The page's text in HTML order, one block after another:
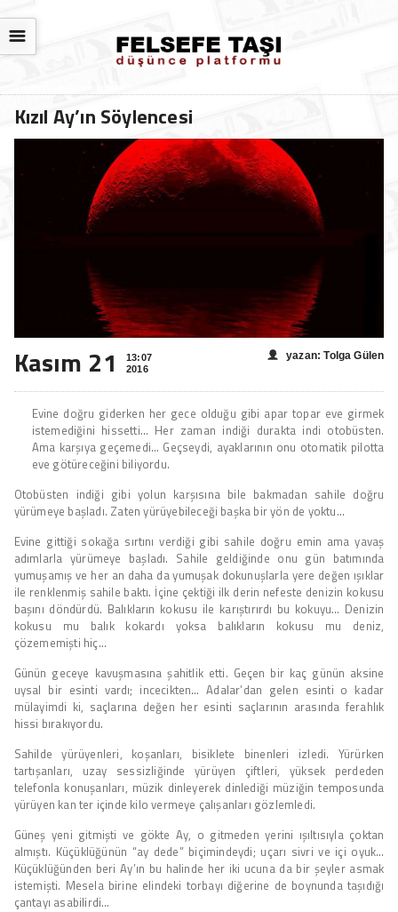
☰
Kızıl Ay’ın Söylencesi
Kasım 21
13:07
2016
yazan: Tolga Gülen
Evine doğru giderken her gece olduğu gibi apar topar eve girmek
istemediğini hissetti… Her zaman indiği durakta indi otobüsten.
Ama karşıya geçemedi… Geçseydi, ayaklarının onu otomatik pilotta
eve götüreceğini biliyordu.
Otobüsten indiği gibi yolun karşısına bile bakmadan sahile doğru
yürümeye başladı. Zaten yürüyebileceği başka bir yön de yoktu…
Evine gittiği sokağa sırtını verdiği gibi sahile doğru emin ama yavaş
adımlarla yürümeye başladı. Sahile geldiğinde onu gün batımında
yumuşamış ve her an daha da yumuşak dokunuşlarla yere değen ışıklar
ile renklenmiş sahile baktı. İçine çektiği ilk derin nefeste denizin kokusu
başını döndürdü. Balıkların kokusu ile karıştırırdı bu kokuyu… Denizin
kokusu mu balık kokardı yoksa balıkların kokusu mu deniz,
çözememişti hiç…
Günün geceye kavuşmasına şahitlik etti. Geçen bir kaç günün aksine
uysal bir esinti vardı; incecikten… Adalar’dan gelen esinti o kadar
mülayimdi ki, saçlarına değen her esinti saçlarının arasında ferahlık
hissi bırakıyordu.
Sahilde yürüyenleri, koşanları, bisiklete binenleri izledi. Yürürken
tartışanları, uzay sessizliğinde yürüyen çiftleri, yüksek perdeden
telefonla konuşanları, müzik dinleyerek dinlediği müziğin temposunda
yürüyen kan ter içinde kilo vermeye çalışanları gözlemledi.
Güneş yeni gitmişti ve gökte Ay, o gitmeden yerini ışıltısıyla çoktan
almıştı. Küçüklüğünün “ay dede” biçimindeydi; uçarı sivri ve içi oyuk…
Küçüklüğünden beri Ay’ın bu halinde her iki ucuna da bir şeyler asmak
istemişti. Mesela birine elindeki torbayı diğerine de boynunda taşıdığı
çantayı asabilirdi…